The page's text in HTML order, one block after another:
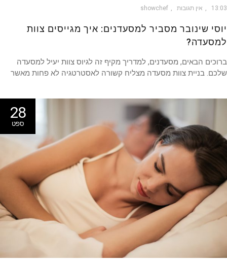
אין תגובות showchef
שינובר מסביר למסעדנים: איך מגייסים צוות
הבאים, מסעדנים, למדריך מקיף זה לגיוס צוות יעיל למסעדה
בניית צוות מסעדה מצליח קשורה לאסטרטגיה לא פחות מאשר
28
ספט